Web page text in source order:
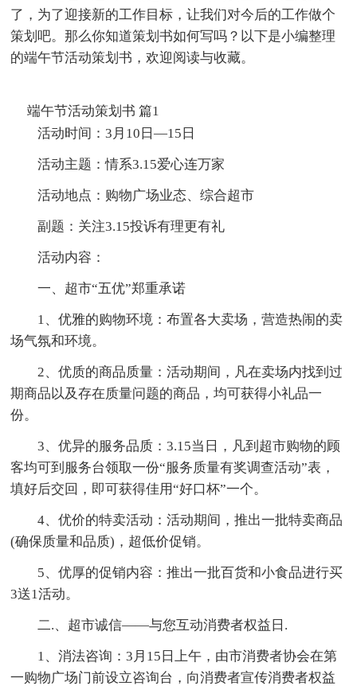
了，为了迎接新的工作目标，让我们对今后的工作做个
策划吧。那么你知道策划书如何写吗？以下是小编整理
的端午节活动策划书，欢迎阅读与收藏。
端午节活动策划书 篇1
活动时间：3月10日—15日
活动主题：情系3.15爱心连万家
活动地点：购物广场业态、综合超市
副题：关注3.15投诉有理更有礼
活动内容：
一、超市“五优”郑重承诺
1、优雅的购物环境：布置各大卖场，营造热闹的卖
场气氛和环境。
2、优质的商品质量：活动期间，凡在卖场内找到过
期商品以及存在质量问题的商品，均可获得小礼品一
份。
3、优异的服务品质：3.15当日，凡到超市购物的顾
客均可到服务台领取一份“服务质量有奖调查活动”表，
填好后交回，即可获得佳用“好口杯”一个。
4、优价的特卖活动：活动期间，推出一批特卖商品
(确保质量和品质)，超低价促销。
5、优厚的促销内容：推出一批百货和小食品进行买
3送1活动。
二.、超市诚信——与您互动消费者权益日.
1、消法咨询：3月15日上午，由市消费者协会在第
一购物广场门前设立咨询台，向消费者宣传消费者权益